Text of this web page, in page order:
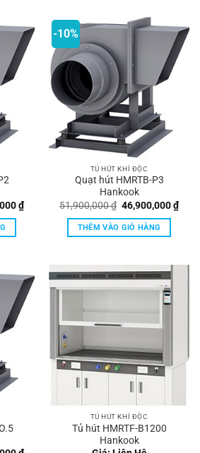
₫.
₫Giá
hiện
-10%
TỦ HÚT KHÍ ĐỘC
Quạt hút HMRTB-P3
Hankook
51,900,000₫ Giá
gốc
là:
51,900,000 ₫.
46,900,000₫Giá
hiện
THÊM VÀO GIỎ HÀNG
TỦ HÚT KHÍ ĐỘC
Tủ hút HMRTF-B1200
Hankook